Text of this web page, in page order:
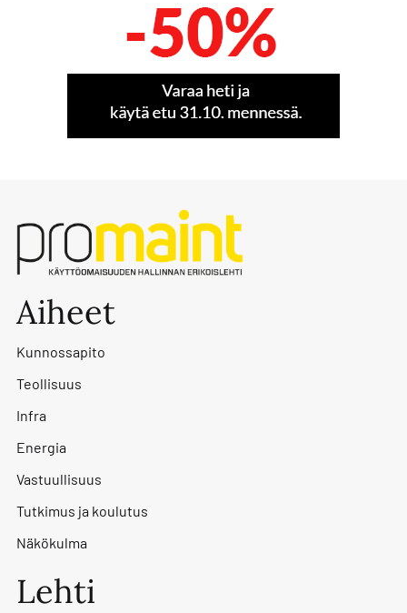
Aiheet
Kunnossapito
Teollisuus
Infra
Energia
Vastuullisuus
Tutkimus ja koulutus
Näkökulma
Lehti